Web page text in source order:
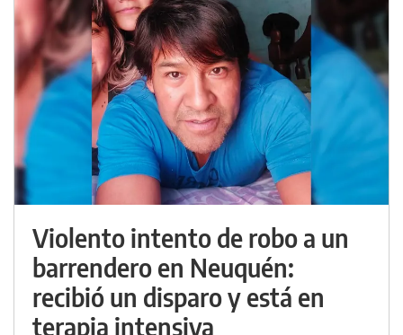
Violento intento de robo a un
barrendero en Neuquén:
recibió un disparo y está en
terapia intensiva